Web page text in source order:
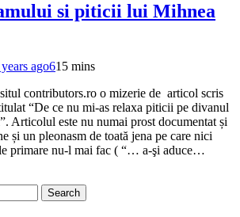
si piticii lui Mihnea
ago615 mins
contributors.ro o mizerie de articol scris
“De ce nu mi-as relaxa piticii pe divanul
Articolul este nu numai prost documentat și
și un pleonasm de toată jena pe care nici
primare nu-l mai fac ( “… a-şi aduce…